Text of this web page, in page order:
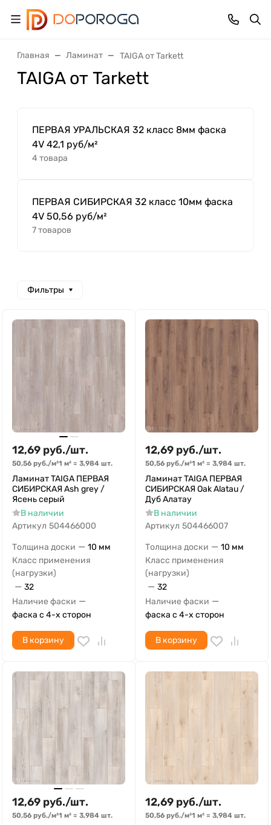
Главная Ламинат TAIGA от Tarkett
TAIGA от Tarkett
ПЕРВАЯ УРАЛЬСКАЯ 32 класс 8мм фаска
4V 42,1 руб/м²
4 товара
ПЕРВАЯ СИБИРСКАЯ 32 класс 10мм фаска
4V 50,56 руб/м²
7 товаров
Фильтры
12,69 руб./шт.
50,56 руб./м²1 м² = 3,984 шт.
Ламинат TAIGA ПЕРВАЯ
СИБИРСКАЯ Ash grey /
Ясень серый
В наличии
Артикул 504466000
Толщина доски — 10 мм
Класс применения
(нагрузки)
— 32
Наличие фаски —
фаска с 4-х сторон
В корзину
12,69 руб./шт.
50,56 руб./м²1 м² = 3,984 шт.
Ламинат TAIGA ПЕРВАЯ
СИБИРСКАЯ Oak Alatau /
Дуб Алатау
В наличии
Артикул 504466007
Толщина доски — 10 мм
Класс применения
(нагрузки)
— 32
Наличие фаски —
фаска с 4-х сторон
В корзину
12,69 руб./шт.
50,56 руб./м²1 м² = 3,984 шт.
12,69 руб./шт.
50,56 руб./м²1 м² = 3,984 шт.